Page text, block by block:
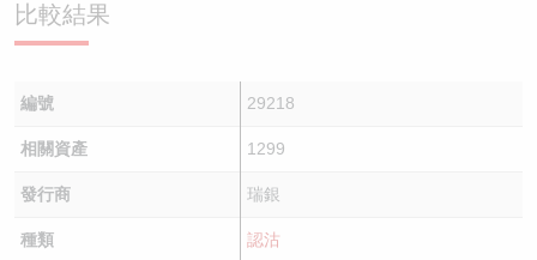
比較結果
編號 29218
相關資產 1299
發行商 瑞銀
種類 認沽
認股證文件及公告 (瑞信)
牛熊證速算機
牛熊證文件及公告 (瑞信)
即市板塊表現
收市競價變化